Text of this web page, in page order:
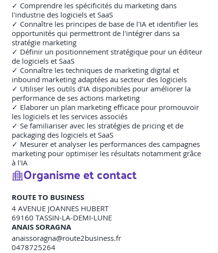
✓ Comprendre les spécificités du marketing dans
l'industrie des logiciels et SaaS
✓ Connaître les principes de base de l'IA et identifier les
opportunités qui permettront de l'intégrer dans sa
stratégie marketing
✓ Définir un positionnement stratégique pour un éditeur
de logiciels et SaaS
✓ Connaître les techniques de marketing digital et
inbound marketing adaptées au secteur des logiciels
✓ Utiliser les outils d'IA disponibles pour améliorer la
performance de ses actions marketing
✓ Elaborer un plan marketing efficace pour promouvoir
les logiciels et les services associés
✓ Se familiariser avec les stratégies de pricing et de
packaging des logiciels et SaaS
✓ Mesurer et analyser les performances des campagnes
marketing pour optimiser les résultats notamment grâce
à l'IA
Organisme et contact
ROUTE TO BUSINESS
4 AVENUE JOANNES HUBERT
69160 TASSIN-LA-DEMI-LUNE
ANAIS SORAGNA
anaissoragna@route2business.fr
0478725264